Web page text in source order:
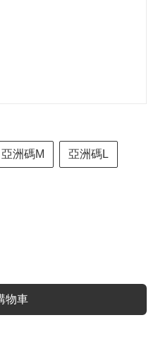
亞洲碼M 亞洲碼L
物車